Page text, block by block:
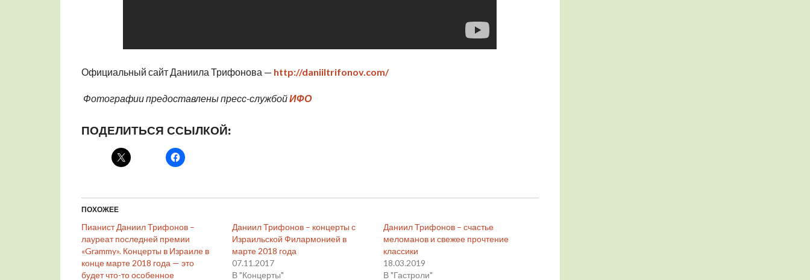
Официальный сайт Даниила Трифонова — http://daniiltrifonov.com/
Фотографии предоставлены пресс-службойИФО
ПОДЕЛИТЬСЯ ССЫЛКОЙ:
ПОХОЖЕЕ
Пианист Даниил Трифонов –
лауреат последней премии
«Grammy». Концерты в Израиле в
конце марте 2018 года — это
будет что-то особенное
Даниил Трифонов – концерты с
Израильской Филармонией в
марте 2018 года
07.11.2017
В "Концерты"
Даниил Трифонов – счастье
меломанов и свежее прочтение
классики
18.03.2019
В "Гастроли"